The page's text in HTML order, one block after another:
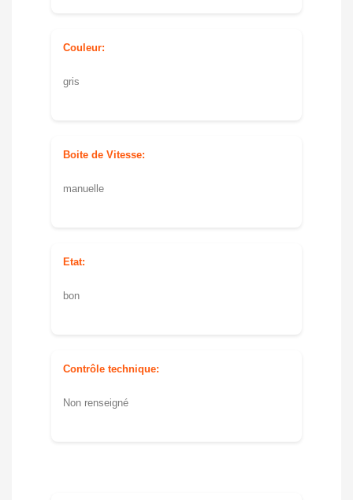
Couleur:
gris
Boite de Vitesse:
manuelle
Etat:
bon
Contrôle technique:
Non renseigné